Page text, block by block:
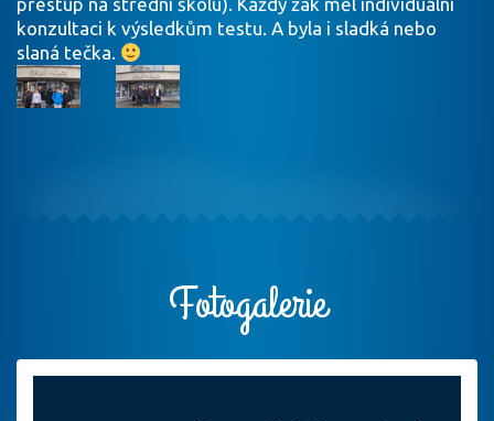
přestup na střední školu). Každý žák měl individuální
konzultaci k výsledkům testu. A byla i sladká nebo
slaná tečka.
Fotogalerie